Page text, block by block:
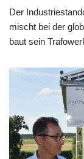
Der
mischt bei der
baut sein